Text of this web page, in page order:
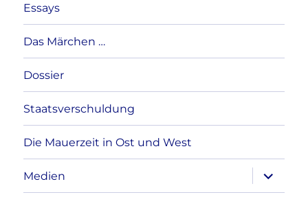
Essays
Das Märchen …
Dossier
Staatsverschuldung
Die Mauerzeit in Ost und West
Medien
anzeigen